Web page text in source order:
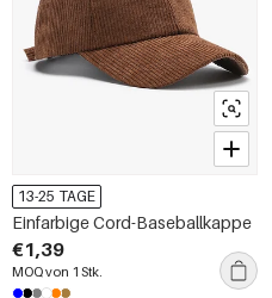
13-25 TAGE
Einfarbige Cord-Baseballkappe
€1,39
MOQ von 1 Stk.